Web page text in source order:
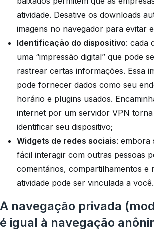
atividade. Desative os downloads
imagens no navegador para evitar
Identificação do dispositivo: cada
uma “impressão digital” que pode
rastrear certas informações. Essa
pode fornecer dados como seu
horário e plugins usados.
internet por um servidor VPN torna
identificar seu dispositivo;
Widgets de redes sociais: embora
fácil interagir com outras pessoas
comentários, compartilhamentos e
atividade pode ser vinculada a você.
A navegação privada
é igual à navegação